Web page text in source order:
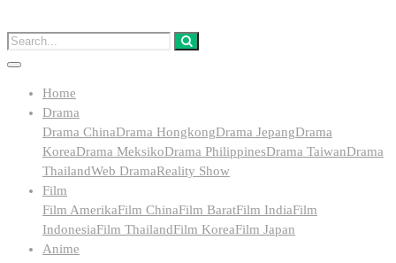
Home
Drama
Drama ChinaDrama HongkongDrama JepangDrama
KoreaDrama MeksikoDrama PhilippinesDrama TaiwanDrama
ThailandWeb DramaReality Show
Film
Film AmerikaFilm ChinaFilm BaratFilm IndiaFilm
IndonesiaFilm ThailandFilm KoreaFilm Japan
Anime